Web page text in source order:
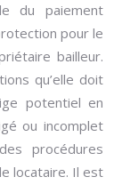
du paiement
pour le
bailleur.
qu’elle doit
potentiel en
ou incomplet
procédures
locataire. Il est